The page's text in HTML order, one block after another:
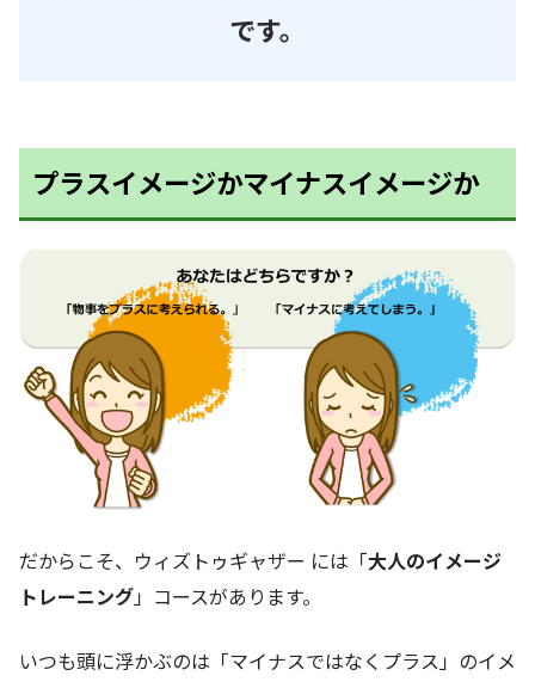
です。
プラスイメージかマイナスイメージか
だからこそ、ウィズトゥギャザー には「大人のイメージ
トレーニング」コースがあります。
いつも頭に浮かぶのは「マイナスではなくプラス」のイメ